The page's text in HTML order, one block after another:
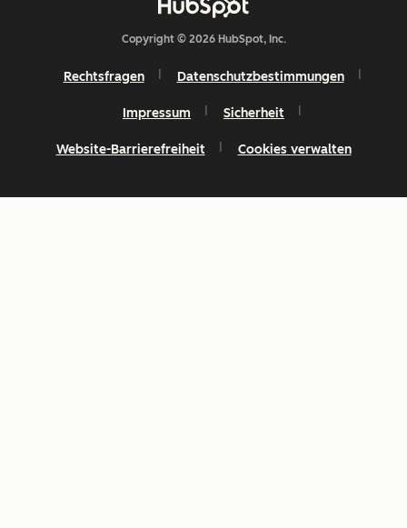
Copyright © 2026 HubSpot, Inc.
Rechtsfragen Datenschutzbestimmungen
Impressum Sicherheit
Website-Barrierefreiheit Cookies verwalten